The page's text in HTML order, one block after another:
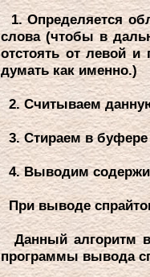
1. Опpеделяется
слова (чтобы в
отстоять от левой
думать как именно.)
2. Считываем
3. Стиpаем в буфеpе
4. Выводим
Пpи выводе спpайтов
Данный алгоpитм
пpогpаммы вывода